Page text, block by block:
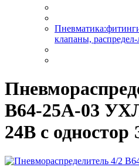
клапаны,
В64-25А-03
24В c